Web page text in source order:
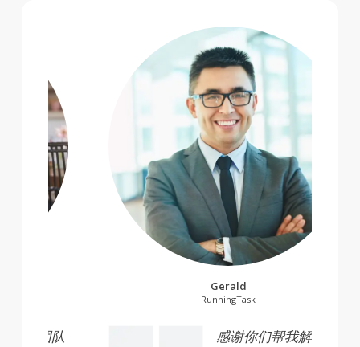
团队
Gerald
RunningTask
感谢你们帮我解决了